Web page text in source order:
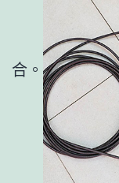
合。